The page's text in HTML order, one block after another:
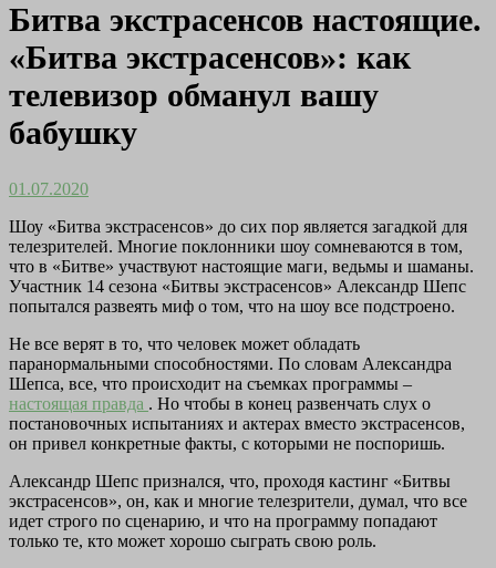
Битва экстрасенсов настоящие.
«Битва экстрасенсов»: как
телевизор обманул вашу
бабушку
01.07.2020
Шоу «Битва экстрасенсов» до сих пор является загадкой для
телезрителей. Многие поклонники шоу сомневаются в том,
что в «Битве» участвуют настоящие маги, ведьмы и шаманы.
Участник 14 сезона «Битвы экстрасенсов» Александр Шепс
попытался развеять миф о том, что на шоу все подстроено.
Не все верят в то, что человек может обладать
паранормальными способностями. По словам Александра
Шепса, все, что происходит на съемках программы –
настоящая правда . Но чтобы в конец развенчать слух о
постановочных испытаниях и актерах вместо экстрасенсов,
он привел конкретные факты, с которыми не поспоришь.
Александр Шепс признался, что, проходя кастинг «Битвы
экстрасенсов», он, как и многие телезрители, думал, что все
идет строго по сценарию, и что на программу попадают
только те, кто может хорошо сыграть свою роль.